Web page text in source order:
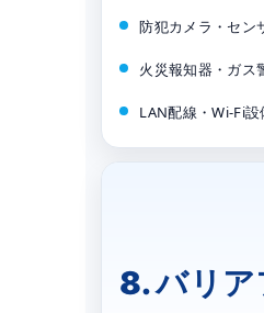
防犯カメラ・セン
火災報知器・ガス
LAN配線・Wi-Fi設
8. バリ